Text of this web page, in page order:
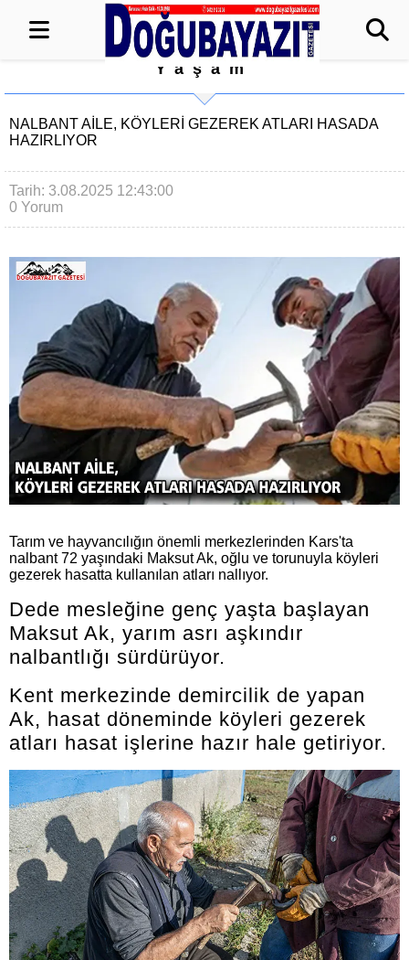
Yaşam
NALBANT AILE, KÖYLERI GEZEREK ATLARI HASADA
HAZIRLIYOR
Tarih: 3.08.2025 12:43:00
0 Yorum
Tarım ve hayvancılığın önemli merkezlerinden Kars'ta
nalbant 72 yaşındaki Maksut Ak, oğlu ve torunuyla köyleri
gezerek hasatta kullanılan atları nallıyor.
Dede mesleğine genç yaşta başlayan
Maksut Ak, yarım asrı aşkındır
nalbantlığı sürdürüyor.
Kent merkezinde demircilik de yapan
Ak, hasat döneminde köyleri gezerek
atları hasat işlerine hazır hale getiriyor.